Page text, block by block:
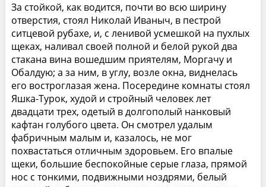
За стойкой, как водится, почти во всю ширину
отверстия, стоял Николай Иваныч, в пестрой
ситцевой рубахе, и, с ленивой усмешкой на пухлых
щеках, наливал своей полной и белой рукой два
стакана вина вошедшим приятелям, Моргачу и
Обалдую; а за ним, в углу, возле окна, виднелась
его востроглазая жена. Посередине комнаты стоял
Яшка-Турок, худой и стройный человек лет
двадцати трех, одетый в долгополый нанковый
кафтан голубого цвета. Он смотрел удалым
фабричным малым и, казалось, не мог
похвастаться отличным здоровьем. Его впалые
щеки, большие беспокойные серые глаза, прямой
нос с тонкими, подвижными ноздрями, белый